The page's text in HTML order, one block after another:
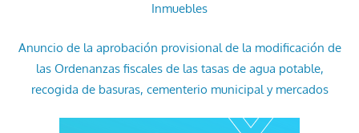
Inmuebles
Anuncio de la aprobación provisional de la modificación de
las Ordenanzas fiscales de las tasas de agua potable,
recogida de basuras, cementerio municipal y mercados